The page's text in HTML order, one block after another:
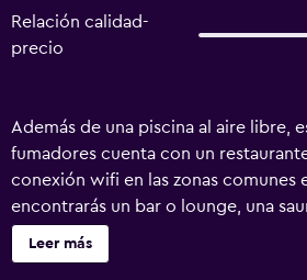
Relación calidad-
precio
Además de una piscina al aire libre,
fumadores cuenta con un
conexión wifi en las zonas comunes
encontrarás un bar o lounge, una
azotea. Hotel Adrianópolis All Suites
alojamientos con minibar y caja
Leer más